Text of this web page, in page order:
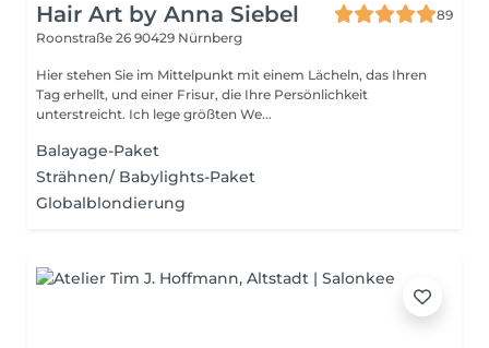
Hair Art by Anna Siebel
89
Roonstraße 26 90429 Nürnberg
Hier stehen Sie im Mittelpunkt mit einem Lächeln, das Ihren
Tag erhellt, und einer Frisur, die Ihre Persönlichkeit
unterstreicht. Ich lege größten We...
Balayage-Paket
Strähnen/ Babylights-Paket
Globalblondierung